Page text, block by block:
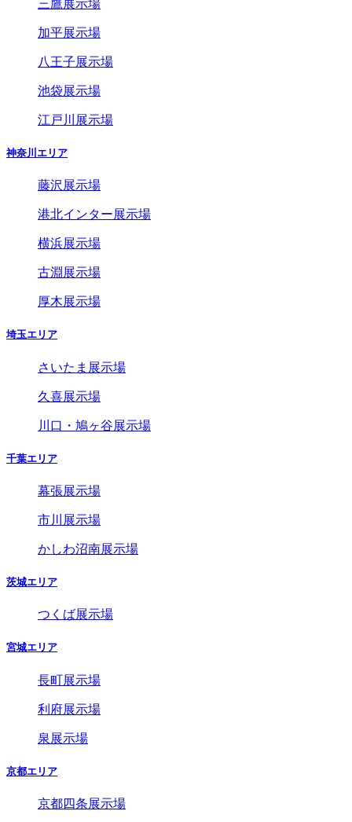
三鷹展示場
加平展示場
八王子展示場
池袋展示場
江戸川展示場
神奈川エリア
藤沢展示場
港北インター展示場
横浜展示場
古淵展示場
厚木展示場
埼玉エリア
さいたま展示場
久喜展示場
川口・鳩ヶ谷展示場
千葉エリア
幕張展示場
市川展示場
かしわ沼南展示場
茨城エリア
つくば展示場
宮城エリア
長町展示場
利府展示場
泉展示場
京都エリア
京都四条展示場